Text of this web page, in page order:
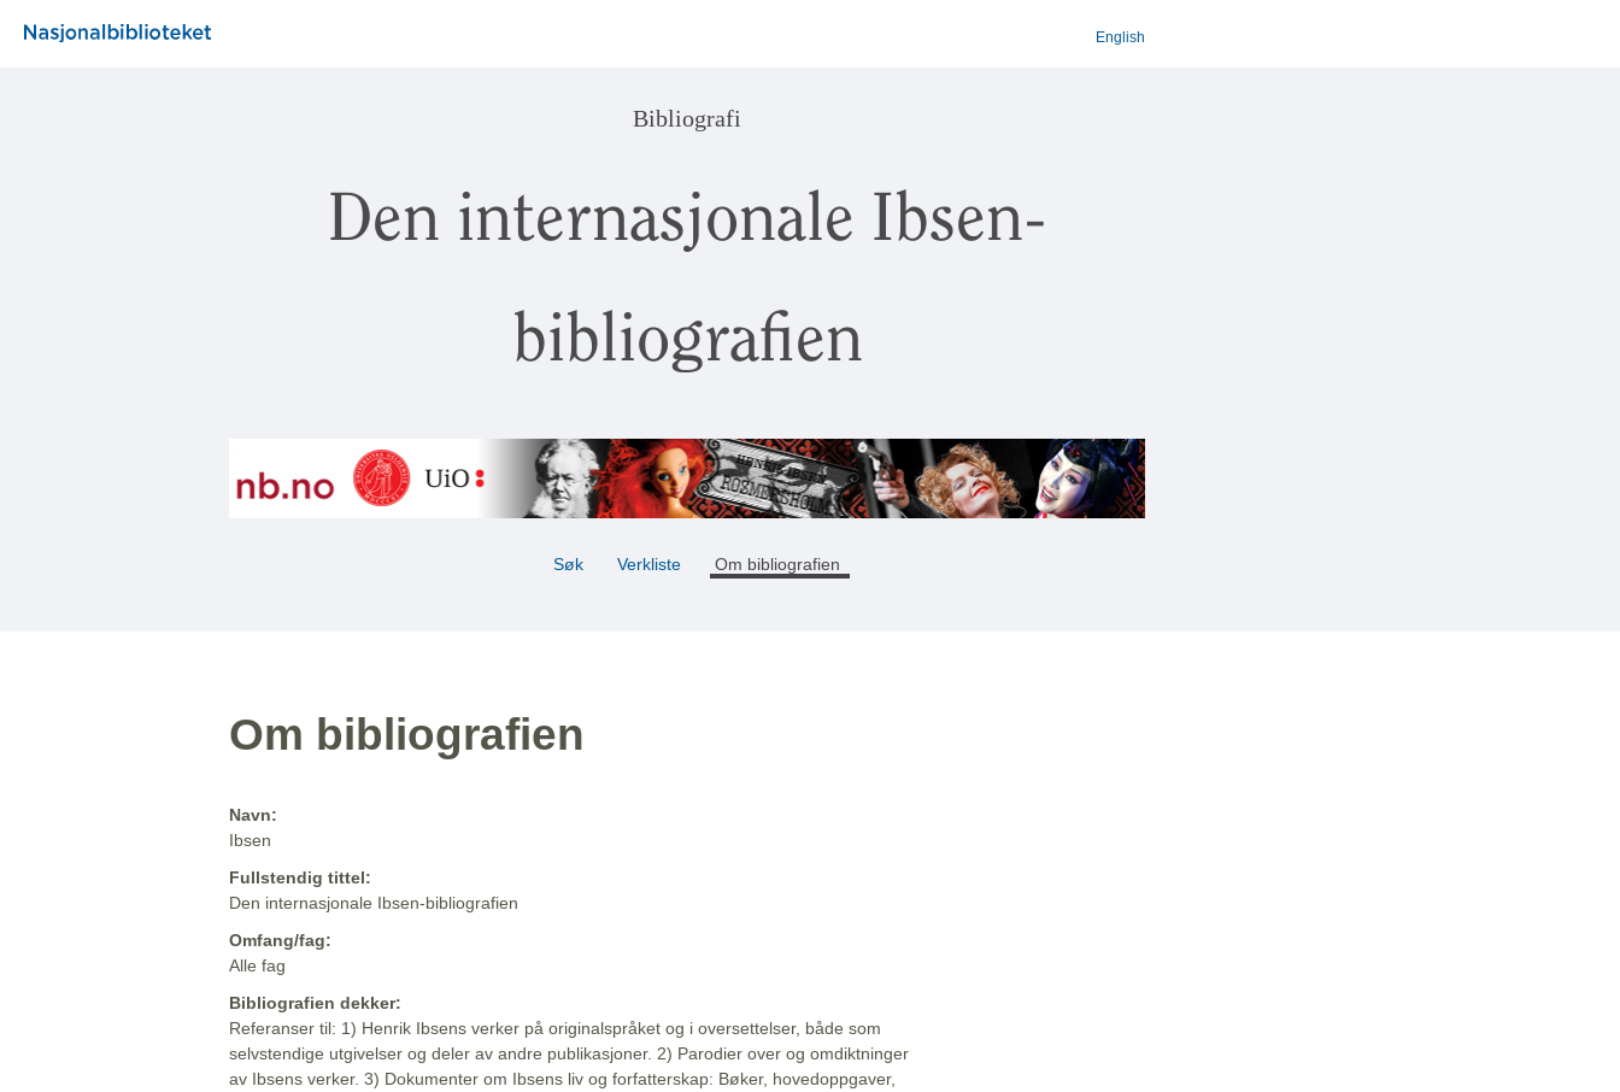
English
Bibliografi
Den internasjonale Ibsen-
bibliografien
Søk Verkliste Om bibliografien
Om bibliografien
Navn:
Ibsen
Fullstendig tittel:
Den internasjonale Ibsen-bibliografien
Omfang/fag:
Alle fag
Bibliografien dekker:
Referanser til: 1) Henrik Ibsens verker på originalspråket og i oversettelser, både som
selvstendige utgivelser og deler av andre publikasjoner. 2) Parodier over og omdiktninger
av Ibsens verker. 3) Dokumenter om Ibsens liv og forfatterskap: Bøker, hovedoppgaver,